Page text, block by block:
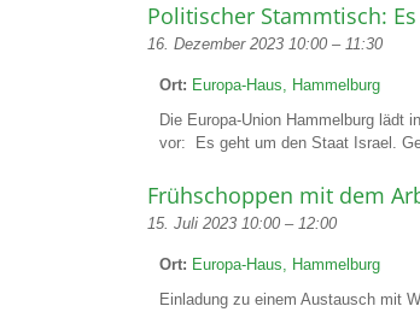
Politischer Stammtisch:
16. Dezember 2023 10:00 – 11:30
Ort: Europa-Haus, Hammelburg
Die Europa-Union Hammelburg lädt
vor: Es geht um den Staat Israel.
Frühschoppen mit dem
15. Juli 2023 10:00 – 12:00
Ort: Europa-Haus, Hammelburg
Einladung zu einem Austausch mit